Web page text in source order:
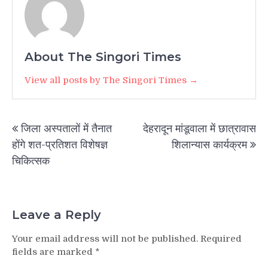
About The Singori Times
View all posts by The Singori Times →
navigation
जिला अस्पतालों में तैनात
होंगे शत-प्रतिशत विशेषज्ञ
चिकित्सक
देहरादून मांडूवाला में छात्रावास
शिलान्यास कार्यक्रम
Leave a Reply
Your email address will not be published. Required
fields are marked *